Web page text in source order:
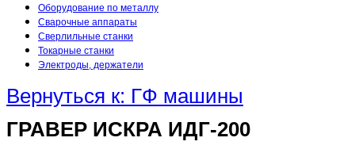
Оборудование по металлу
Сварочные аппараты
Сверлильные станки
Токарные станки
Электроды, держатели
Вернуться к: ГФ машины
ГРАВЕР ИСКРА ИДГ-200